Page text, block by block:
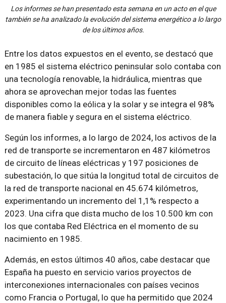
Los informes se han presentado esta semana en un acto en el que
también se ha analizado la evolución del sistema energético a lo largo
de los últimos años.
Entre los datos expuestos en el evento, se destacó que
en 1985 el sistema eléctrico peninsular solo contaba con
una tecnología renovable, la hidráulica, mientras que
ahora se aprovechan mejor todas las fuentes
disponibles como la eólica y la solar y se integra el 98%
de manera fiable y segura en el sistema eléctrico.
Según los informes, a lo largo de 2024, los activos de la
red de transporte se incrementaron en 487 kilómetros
de circuito de líneas eléctricas y 197 posiciones de
subestación, lo que sitúa la longitud total de circuitos de
la red de transporte nacional en 45.674 kilómetros,
experimentando un incremento del 1,1% respecto a
2023. Una cifra que dista mucho de los 10.500 km con
los que contaba Red Eléctrica en el momento de su
nacimiento en 1985.
Además, en estos últimos 40 años, cabe destacar que
España ha puesto en servicio varios proyectos de
interconexiones internacionales con países vecinos
como Francia o Portugal, lo que ha permitido que 2024